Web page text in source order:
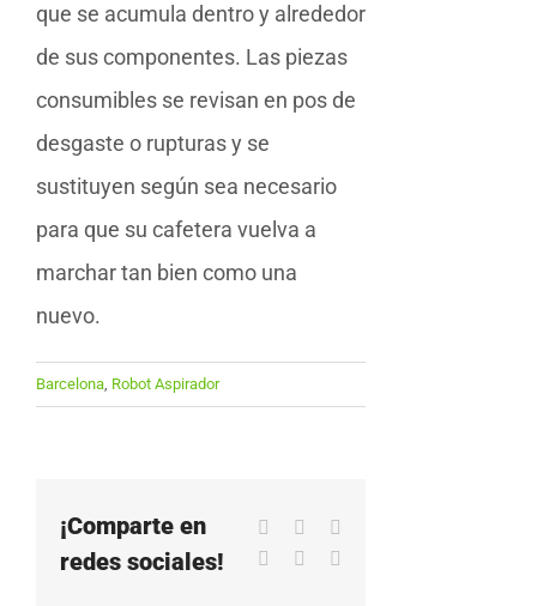
que se acumula dentro y alrededor
de sus componentes. Las piezas
consumibles se revisan en pos de
desgaste o rupturas y se
sustituyen según sea necesario
para que su cafetera vuelva a
marchar tan bien como una
nuevo.
Barcelona, Robot Aspirador
¡Comparte en
redes sociales!
Facebook
WhatsApp
Pinterest